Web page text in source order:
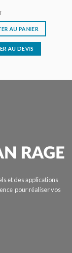
AU PANIER
AU DEVIS
et des applications
pour réaliser vos